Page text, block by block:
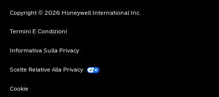
Copyright © 2026 Honeywell International Inc.
Termini E Condizioni
Informativa Sulla Privacy
Scelte Relative Alla Privacy
Cookie